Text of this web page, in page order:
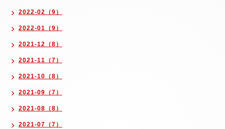
2022-02（9）
2022-01（9）
2021-12（8）
2021-11（7）
2021-10（8）
2021-09（7）
2021-08（8）
2021-07（7）